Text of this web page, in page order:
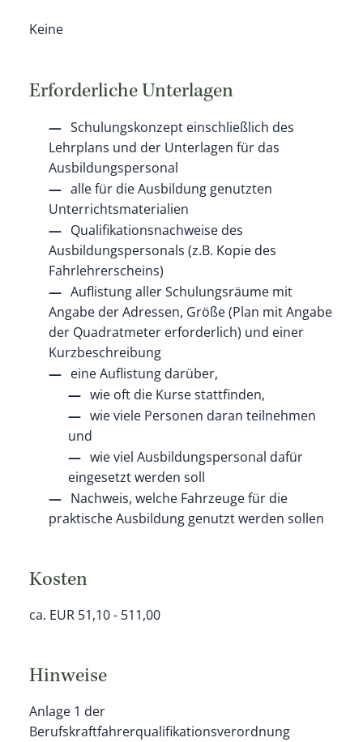
Keine
Erforderliche Unterlagen
Schulungskonzept einschließlich des
Lehrplans und der Unterlagen für das
Ausbildungspersonal
alle für die Ausbildung genutzten
Unterrichtsmaterialien
Qualifikationsnachweise des
Ausbildungspersonals (z.B. Kopie des
Fahrlehrerscheins)
Auflistung aller Schulungsräume mit
Angabe der Adressen, Größe (Plan mit Angabe
der Quadratmeter erforderlich) und einer
Kurzbeschreibung
eine Auflistung darüber,
wie oft die Kurse stattfinden,
wie viele Personen daran teilnehmen
und
wie viel Ausbildungspersonal dafür
eingesetzt werden soll
Nachweis, welche Fahrzeuge für die
praktische Ausbildung genutzt werden sollen
Kosten
ca. EUR 51,10 - 511,00
Hinweise
Anlage 1 der
Berufskraftfahrerqualifikationsverordnung